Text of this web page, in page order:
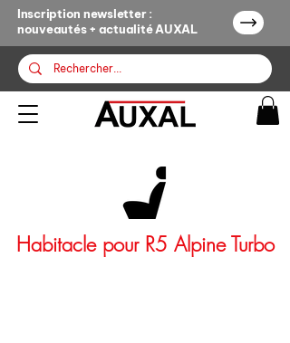
Inscription newsletter :
nouveautés + actualité AUXAL
Habitacle pour R5 Alpine Turbo